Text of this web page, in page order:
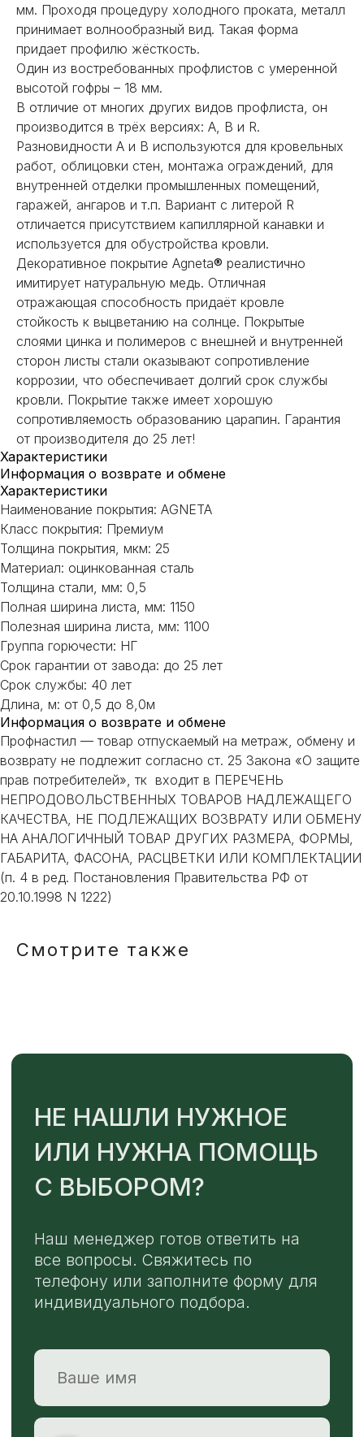
мм. Проходя процедуру холодного проката, металл
принимает волнообразный вид. Такая форма
придает профилю жёсткость.
Один из востребованных профлистов с умеренной
высотой гофры – 18 мм.
В отличие от многих других видов профлиста, он
производится в трёх версиях: А, В и R.
Разновидности А и В используются для кровельных
работ, облицовки стен, монтажа ограждений, для
внутренней отделки промышленных помещений,
гаражей, ангаров и т.п. Вариант с литерой R
отличается присутствием капиллярной канавки и
используется для обустройства кровли.
Декоративное покрытие Agneta® реалистично
имитирует натуральную медь. Отличная
отражающая способность придаёт кровле
стойкость к выцветанию на солнце. Покрытые
слоями цинка и полимеров с внешней и внутренней
сторон листы стали оказывают сопротивление
коррозии, что обеспечивает долгий срок службы
кровли. Покрытие также имеет хорошую
сопротивляемость образованию царапин. Гарантия
от производителя до 25 лет!
Характеристики
Информация о возврате и обмене
Характеристики
Наименование покрытия: AGNETA
Класс покрытия: Премиум
Толщина покрытия, мкм: 25
Материал: оцинкованная сталь
Толщина стали, мм: 0,5
Полная ширина листа, мм: 1150
Полезная ширина листа, мм: 1100
Группа горючести: НГ
Срок гарантии от завода: до 25 лет
Срок службы: 40 лет
Длина, м: от 0,5 до 8,0м
Информация о возврате и обмене
Профнастил — товар отпускаемый на метраж, обмену и
возврату не подлежит согласно ст. 25 Закона «О защите
прав потребителей», тк входит в ПЕРЕЧЕНЬ
НЕПРОДОВОЛЬСТВЕННЫХ ТОВАРОВ НАДЛЕЖАЩЕГО
КАЧЕСТВА, НЕ ПОДЛЕЖАЩИХ ВОЗВРАТУ ИЛИ ОБМЕНУ
НА АНАЛОГИЧНЫЙ ТОВАР ДРУГИХ РАЗМЕРА, ФОРМЫ,
ГАБАРИТА, ФАСОНА, РАСЦВЕТКИ ИЛИ КОМПЛЕКТАЦИИ
(п. 4 в ред. Постановления Правительства РФ от
20.10.1998 N 1222)
Смотрите также
НЕ НАШЛИ НУЖНОЕ
ИЛИ НУЖНА ПОМОЩЬ
С ВЫБОРОМ?
Наш менеджер готов ответить на
все вопросы. Свяжитесь по
телефону или заполните форму для
индивидуального подбора.
+7
ОТПРАВИТЬ